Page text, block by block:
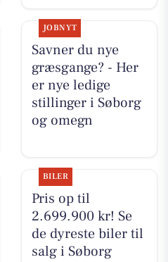
JOBNYT
Savner du nye
græsgange? - Her
er nye ledige
stillinger i Søborg
og omegn
BILER
Pris op til
2.699.900 kr! Se
de dyreste biler til
salg i Søborg